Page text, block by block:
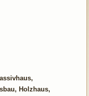
Holzhaus,